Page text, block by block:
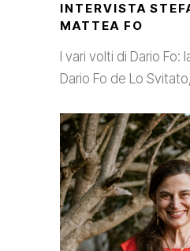
INTERVISTA
MATTEA FO
I vari volti di Dario Fo:
Dario Fo de Lo